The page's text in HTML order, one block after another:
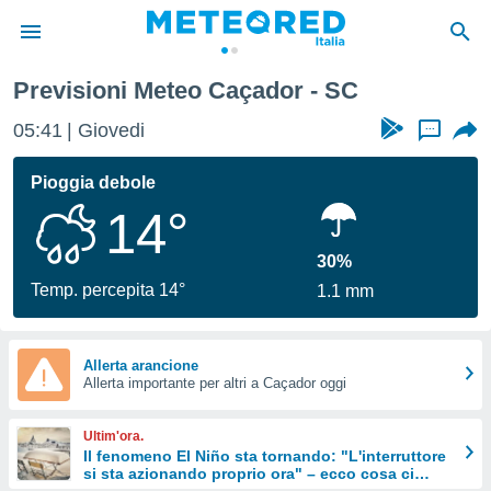
di
per
le
di
Web
le
Previsioni Meteo Caçador - SC
05:41 Giovedi ...
Pioggia debole
14°
Temp. percepita 14°
30%
1.1 mm
Allerta arancione
Allerta importante per altri a Caçador oggi
Ultim'ora.
Il fenomeno El Niño sta tornando: "L'interruttore
si sta azionando proprio ora" – ecco cosa ci